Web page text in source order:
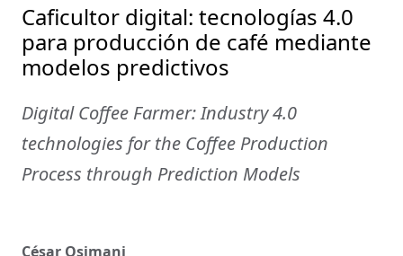
Caficultor digital: tecnologías 4.0
para producción de café mediante
modelos predictivos
Digital Coffee Farmer: Industry 4.0
technologies for the Coffee Production
Process through Prediction Models
César Osimani